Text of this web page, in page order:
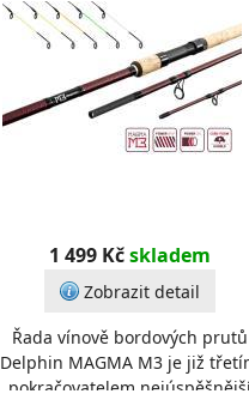
1 499 Kč skladem
Zobrazit detail
Řada vínově bordových prutů
Delphin MAGMA M3 je již
pokračovatelem